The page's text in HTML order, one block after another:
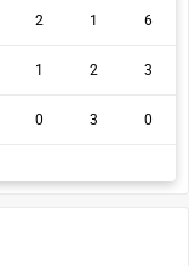
2 1 6
1 2 3
0 3 0